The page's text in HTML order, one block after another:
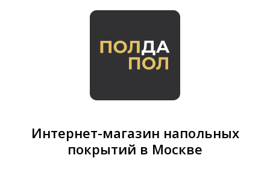
Интернет-магазин напольных
покрытий в Москве